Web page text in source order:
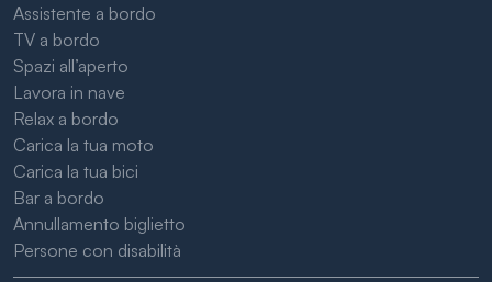
Assistente a bordo
TV a bordo
Spazi all’aperto
Lavora in nave
Relax a bordo
Carica la tua moto
Carica la tua bici
Bar a bordo
Annullamento biglietto
Persone con disabilità